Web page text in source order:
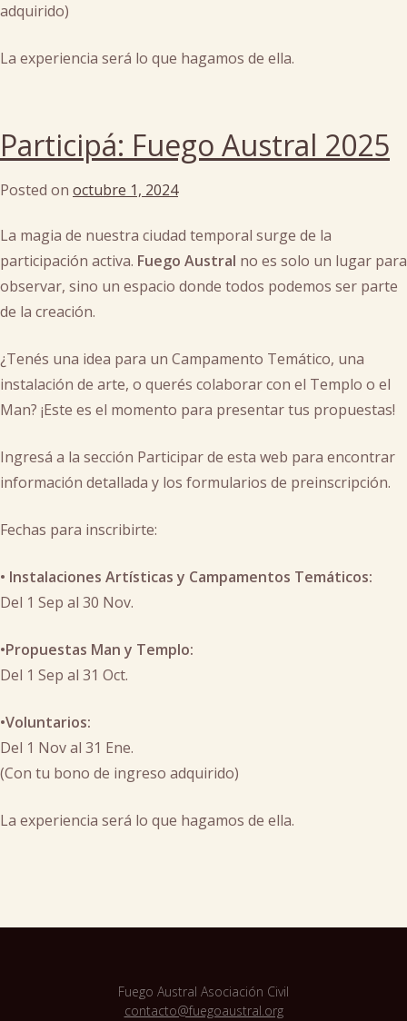
adquirido)
La experiencia será lo que hagamos de ella.
arte,
campamentos
tematicos,
man,
templo
Participá: Fuego Austral 2025
Posted on octubre 1, 2024by
La magia de nuestra ciudad temporal surge de la
participación activa. Fuego Austral no es solo un lugar para
observar, sino un espacio donde todos podemos ser parte
de la creación.
¿Tenés una idea para un Campamento Temático, una
instalación de arte, o querés colaborar con el Templo o el
Man? ¡Este es el momento para presentar tus propuestas!
Ingresá a la sección Participar de esta web para encontrar
información detallada y los formularios de preinscripción.
Fechas para inscribirte:
•⁠ ⁠Instalaciones Artísticas y Campamentos Temáticos:
Del 1 Sep al 30 Nov.
•Propuestas Man y Templo:
Del 1 Sep al 31 Oct.
•Voluntarios:
Del 1 Nov al 31 Ene.
(Con tu bono de ingreso adquirido)
La experiencia será lo que hagamos de ella.
campamentos
Fuego Austral Asociación Civil
contacto@fuegoaustral.org